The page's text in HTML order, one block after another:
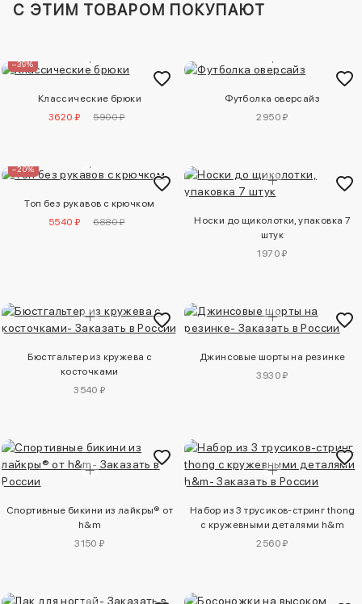
C ЭТИМ ТОВАРОМ ПОКУПАЮТ
–39%
Классические брюки
3620 ₽
5900 ₽
Футболка оверсайз
2950 ₽
–20%
Топ без рукавов с крючком
5540 ₽
6880 ₽
Носки до щиколотки, упаковка 7
штук
1970 ₽
Бюстгальтер из кружева с
косточками
3540 ₽
Джинсовые шорты на резинке
3930 ₽
Спортивные бикини из лайкры® от
h&m
3150 ₽
Набор из 3 трусиков-стринг thong
с кружевными деталями h&m
2560 ₽